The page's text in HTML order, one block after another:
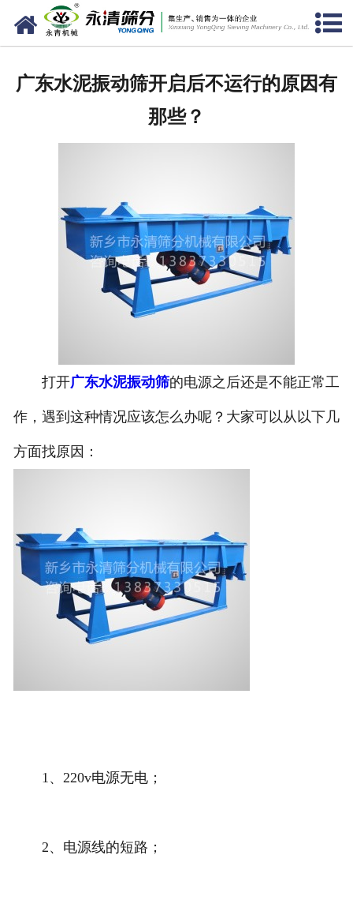
网站首页
产品中心
服务准则
视频中心
广东水泥振动筛开启后不运行的原因有
那些？
打开广东水泥振动筛的电源之后还是不能正常工
作，遇到这种情况应该怎么办呢？大家可以从以下几
方面找原因：
1、220v电源无电；
2、电源线的短路；